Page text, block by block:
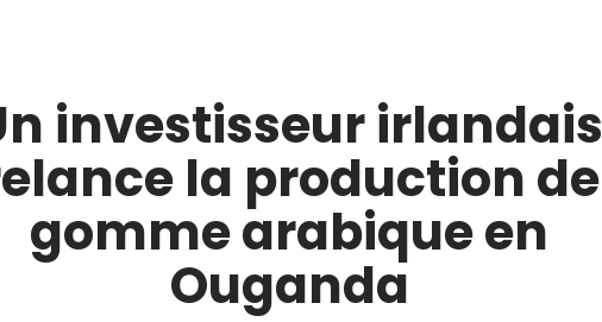
investisseur irlandais
la production de
gomme arabique en
Ouganda